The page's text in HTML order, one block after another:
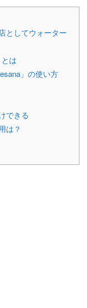
としてウォーター
は
」の使い方
できる
は？